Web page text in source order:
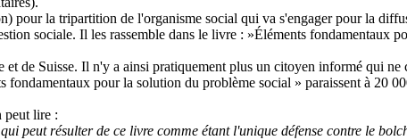
pour la tripartition de l'organisme social qui va s'engager pour la
sociale. Il les rassemble dans le livre : »Éléments fondamentaux
de Suisse. Il n'y a ainsi pratiquement plus un citoyen informé qui ne
pour la solution du problème social » paraissent à 20
peut lire :
peut résulter de ce livre comme étant l'unique défense contre le